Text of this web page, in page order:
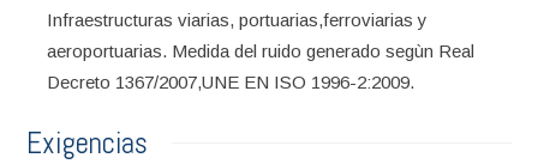
Infraestructuras viarias, portuarias,ferroviarias y
aeroportuarias. Medida del ruido generado segùn Real
Decreto 1367/2007,UNE EN ISO 1996-2:2009.
Exigencias